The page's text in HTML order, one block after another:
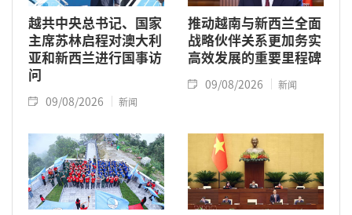
越共中央总书记、国家
主席苏林启程对澳大利
亚和新西兰进行国事访
问
09/08/2026 新闻
推动越南与新西兰全面
战略伙伴关系更加务实
高效发展的重要里程碑
09/08/2026 新闻